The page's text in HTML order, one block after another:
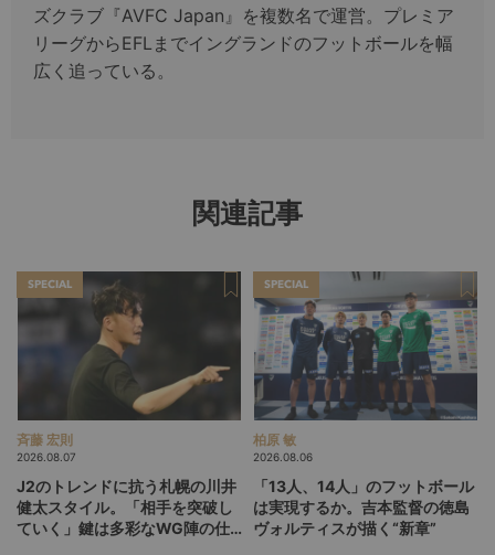
ズクラブ『AVFC Japan』を複数名で運営。プレミア
リーグからEFLまでイングランドのフットボールを幅
広く追っている。
関連記事
SPECIAL
斉藤 宏則
2026.08.07
J2のトレンドに抗う札幌の川井
健太スタイル。「相手を突破し
ていく」鍵は多彩なWG陣の仕
SPECIAL
柏原 敏
2026.08.06
「13人、14人」のフットボール
は実現するか。吉本監督の徳島
ヴォルティスが描く“新章”